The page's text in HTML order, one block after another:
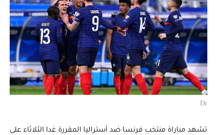
Dr
تشهد مباراة منتخب فرنسا ضد أستراليا المقررة غدا الثلاثاء على